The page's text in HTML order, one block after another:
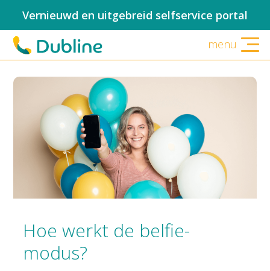
Vernieuwd en uitgebreid selfservice portal
menu
Hoe werkt de belfie-
modus?